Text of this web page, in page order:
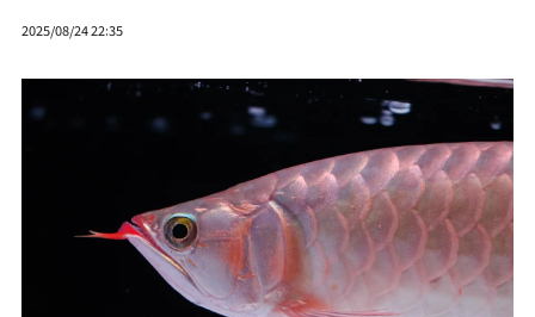
2025/08/24 22:35